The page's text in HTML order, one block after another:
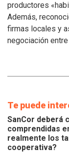
productores
Además,
firmas locales y
negociación
Te puede
SanCor deberá
comprendidas
realmente los
cooperativa?